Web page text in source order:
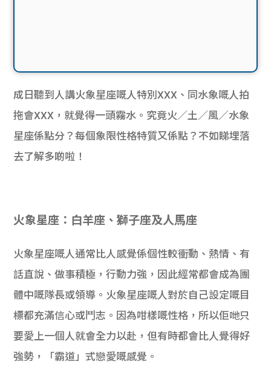
成日聽到人講火象星座嘅人特別XXX、同水象嘅人拍
拖會XXX，就覺得一頭霧水。究竟火／土／風／水象
星座係點分？每個象限性格特質又係點？不如睇埋落
去了解多啲啦！
火象星座：白羊座、獅子座及人馬座
火象星座嘅人通常比人感覺係個性較衝動、熱情、有
話直說、做事積極，行動力強，因此經常都會成為團
體中嘅隊長或領導。火象星座嘅人對於自己設定嘅目
標都充滿信心或鬥志。因為咁樣嘅性格，所以佢哋只
要愛上一個人就會全力以赴，但有時都會比人覺得好
強勢，「霸道」式戀愛嘅感覺。